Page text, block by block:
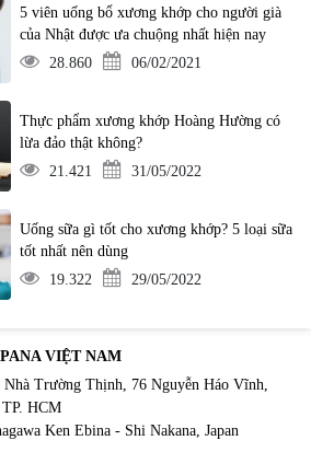
5 viên uống bổ xương khớp cho người già
của Nhật được ưa chuộng nhất hiện nay
28.860
06/02/2021
Thực phẩm xương khớp Hoàng Hường có
lừa đảo thật không?
21.421
31/05/2022
Uống sữa gì tốt cho xương khớp? 5 loại sữa
tốt nhất nên dùng
19.322
29/05/2022
VIỆT NAM
Nhà Trường Thịnh, 76 Nguyễn Háo Vĩnh,
HCM
Ken Ebina - Shi Nakana, Japan